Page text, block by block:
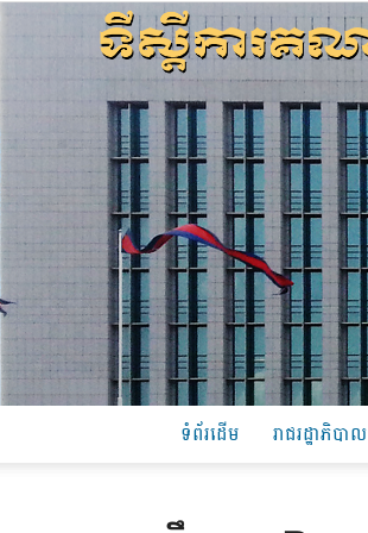
ទំព័រដើម រាជរដ្ឋាភិបាល